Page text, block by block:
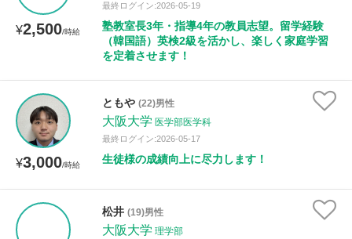
¥2,500/時給
最終ログイン:2026-05-19
塾教室長3年・指導4年の教員志望。留学経験
（韓国語）英検2級を活かし、楽しく家庭学習
を定着させます！
¥3,000/時給
ともや (22)男性
大阪大学 医学部医学科
最終ログイン:2026-05-17
生徒様の成績向上に尽力します！
松井 (19)男性
大阪大学 理学部